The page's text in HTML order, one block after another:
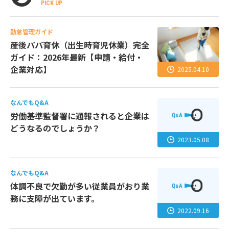
PICK UP
勤怠管理ガイド
産後パパ育休（出生時育児休業）完全
ガイド：2026年最新【申請・給付・
企業対応】
2025.04.10
なんでもQ&A
労働基準監督署に通報されると企業は
どうなるのでしょうか？
2023.05.08
なんでもQ&A
体調不良で欠勤が多い従業員がおり業
務に支障が出ています。
2022.09.16